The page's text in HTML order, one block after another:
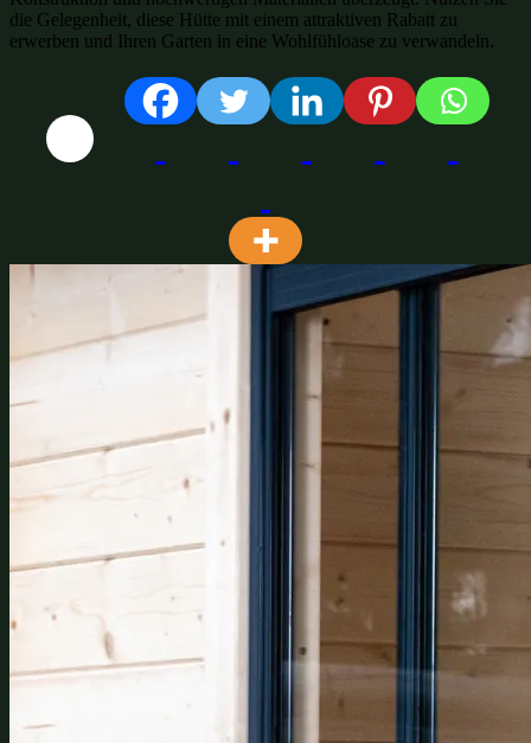
die Gelegenheit, diese Hütte mit einem attraktiven Rabatt zu
erwerben und Ihren Garten in eine Wohlfühloase zu verwandeln.